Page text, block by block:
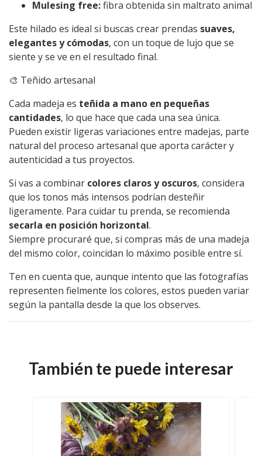
Mulesing free:fibra obtenida sin maltrato animal
Este hilado es ideal si buscas crear prendas suaves,
elegantes y cómodas, con un toque de lujo que se
siente y se ve en el resultado final.
🎨 Teñido artesanal
Cada madeja es teñida a mano en pequeñas
cantidades, lo que hace que cada una sea única.
Pueden existir ligeras variaciones entre madejas, parte
natural del proceso artesanal que aporta carácter y
autenticidad a tus proyectos.
Si vas a combinar colores claros y oscuros, considera
que los tonos más intensos podrían desteñir
ligeramente. Para cuidar tu prenda, se recomienda
secarla en posición horizontal.
Siempre procuraré que, si compras más de una madeja
del mismo color, coincidan lo máximo posible entre sí.
Ten en cuenta que, aunque intento que las fotografías
representen fielmente los colores, estos pueden variar
según la pantalla desde la que los observes.
También te puede interesar